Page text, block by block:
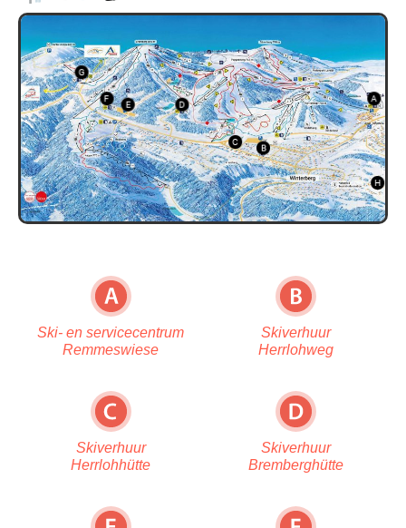
A
B
C
D
E
F
G
H
Ski- en servicecentrum
Remmeswiese
Skiverhuur
Herrlohweg
Skiverhuur
Herrlohhütte
Skiverhuur
Bremberghütte